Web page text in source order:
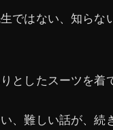
ではない、知らな
としたスーツを着
、難しい話が、続